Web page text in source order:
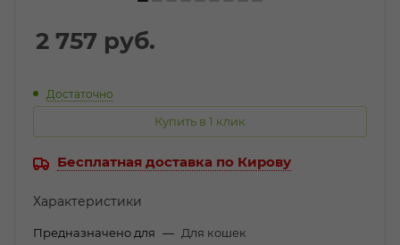
2 757 руб.
Достаточно
Купить в 1 клик
Бесплатная доставка по Кирову
Характеристики
Предназначено для — Для кошек